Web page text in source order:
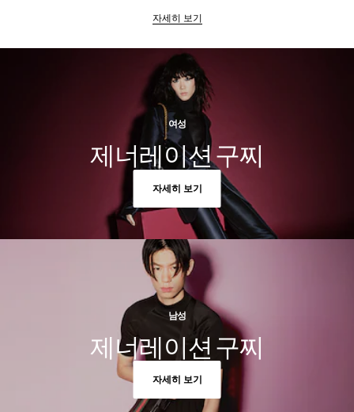
자세히 보기
여성
제너레이션 구찌
자세히 보기
남성
제너레이션 구찌
자세히 보기